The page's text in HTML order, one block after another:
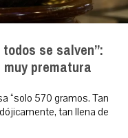
se salven”:
prematura
“solo 570 gramos. Tan
tan llena de